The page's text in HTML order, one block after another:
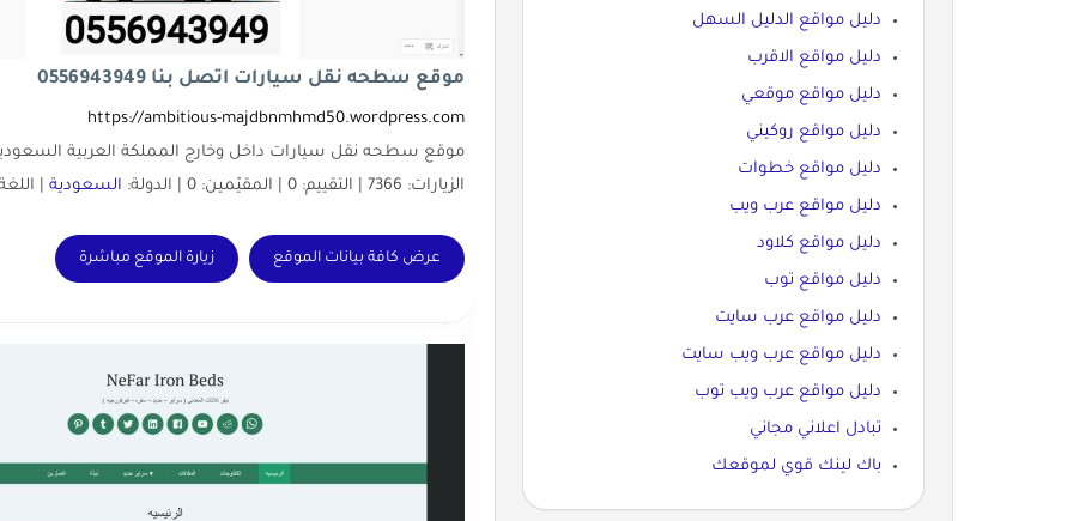
موقع سطحه نقل سيارات اتصل بنا 0556943949
https://ambitious-majdbnmhmd50.wordpress.com
موقع سطحه نقل سيارات داخل وخارج المملكة العربية
الزيارات: 7366 | التقييم: 0 | المقيّمين: 0 | الدولة:
السعودية|
عرض كافة بيانات الموقع زيارة الموقع مباشرة
دليل مواقع الدليل السهل
دليل مواقع الاقرب
دليل مواقع موقعي
دليل مواقع روكيني
دليل مواقع خطوات
دليل مواقع عرب ويب
دليل مواقع كلاود
دليل مواقع توب
دليل مواقع عرب سايت
دليل مواقع عرب ويب سايت
دليل مواقع عرب ويب توب
تبادل اعلاني مجاني
باك لينك قوي لموقعك